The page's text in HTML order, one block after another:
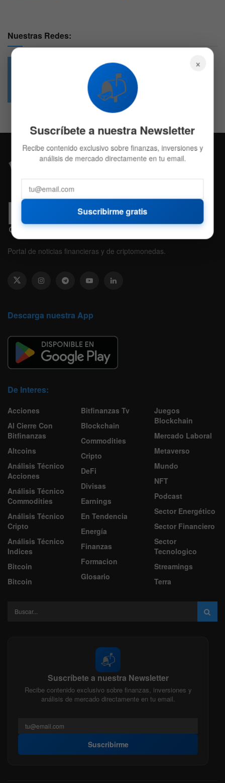
Nuestras Redes:
4.7k
Followers
Portal de noticias financieras y de criptomonedas.
Descarga nuestra App
De Interes:
Acciones
Al Cierre Con
Bitfinanzas
Altcoins
Análisis Técnico
Acciones
Análisis Técnico
Commodities
Análisis Técnico
Cripto
Análisis Técnico
Indices
Bitcoin
Bitcoin
Bitfinanzas Tv
Blockchain
Commodities
Cripto
DeFi
Divisas
Earnings
En Tendencia
Energía
Finanzas
Formacion
Glosario
Juegos
Blockchain
Mercado Laboral
Metaverso
Mundo
NFT
Podcast
Sector Energético
Sector Financiero
Sector
Tecnologico
Streamings
Terra
📬
Suscríbete a nuestra Newsletter
Recibe contenido exclusivo sobre finanzas, inversiones y
análisis de mercado directamente en tu email.
Suscribirme
×
📬
Suscríbete a nuestra Newsletter
Recibe contenido exclusivo sobre finanzas, inversiones y
análisis de mercado directamente en tu email.
Suscribirme gratis